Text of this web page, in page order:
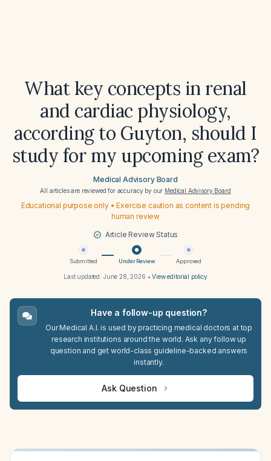
What key concepts in renal
and cardiac physiology,
according to Guyton, should I
study for my upcoming exam?
Medical Advisory Board
All articles are reviewed for accuracy by our Medical Advisory Board
Educational purpose only • Exercise caution as content is pending
human review
Article Review Status
Submitted Under Review Approved
Last updated: June 28, 2026 •View editorial policy
Have a follow-up question?
Our Medical A.I. is used by practicing medical doctors at top
research institutions around the world. Ask any follow up
question and get world-class guideline-backed answers
instantly.
Ask Question